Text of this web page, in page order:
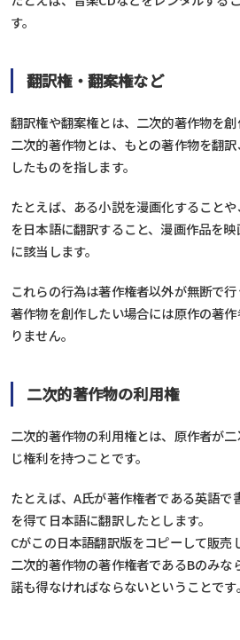
す。
翻訳権・翻案権など
翻訳権や翻案権とは、二次的著作物を創
二次的著作物とは、もとの著作物を翻
したものを指します。
たとえば、ある小説を漫画化すること
を日本語に翻訳すること、漫画作品を
に該当します。
これらの行為は著作権者以外が無断で
著作物を創作したい場合には原作の著
りません。
二次的著作物の利用権
二次的著作物の利用権とは、原作者が
じ権利を持つことです。
たとえば、A氏が著作権者である英語で
を得て日本語に翻訳したとします。
Cがこの日本語翻訳版をコピーして販売
二次的著作物の著作権者であるBのみな
諾も得なければならないということです。